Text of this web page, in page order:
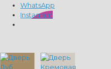
кромка
WhatsApp
Instagram